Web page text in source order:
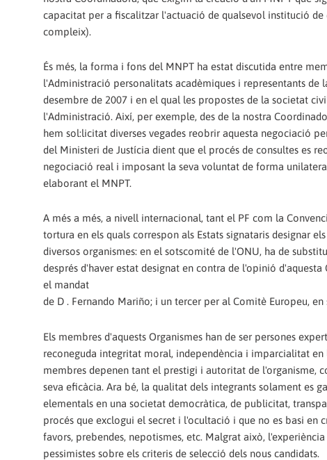
capacitat per a fiscalitzar l'actuació de qualsevol institució
compleix).
És més, la forma i fons del MNPT ha estat discutida entre
l'Administració personalitats acadèmiques i representants de
desembre de 2007 i en el qual les propostes de la societat
l'Administració. Així, per exemple, des de la nostra
hem sol:licitat diverses vegades reobrir aquesta negociació
del Ministeri de Justícia dient que el procés de consultes es
negociació real i imposant la seva voluntat de forma
elaborant el MNPT.
A més a més, a nivell internacional, tant el PF com la
tortura en els quals correspon als Estats signataris designar
diversos organismes: en el sotscomité de l'ONU, ha de
després d'haver estat designat en contra de l'opinió
el mandat
de D . Fernando Mariño; i un tercer per al Comitè Europeu,
Els membres d'aquests Organismes han de ser persones
reconeguda integritat moral, independència i imparcialitat
membres depenen tant el prestigi i autoritat de l'organisme,
seva eficàcia. Ara bé, la qualitat dels integrants solament es
elementals en una societat democràtica, de publicitat,
procés que exclogui el secret i l'ocultació i que no es basi en
favors, prebendes, nepotismes, etc. Malgrat això,
pessimistes sobre els criteris de selecció dels nous candidats.